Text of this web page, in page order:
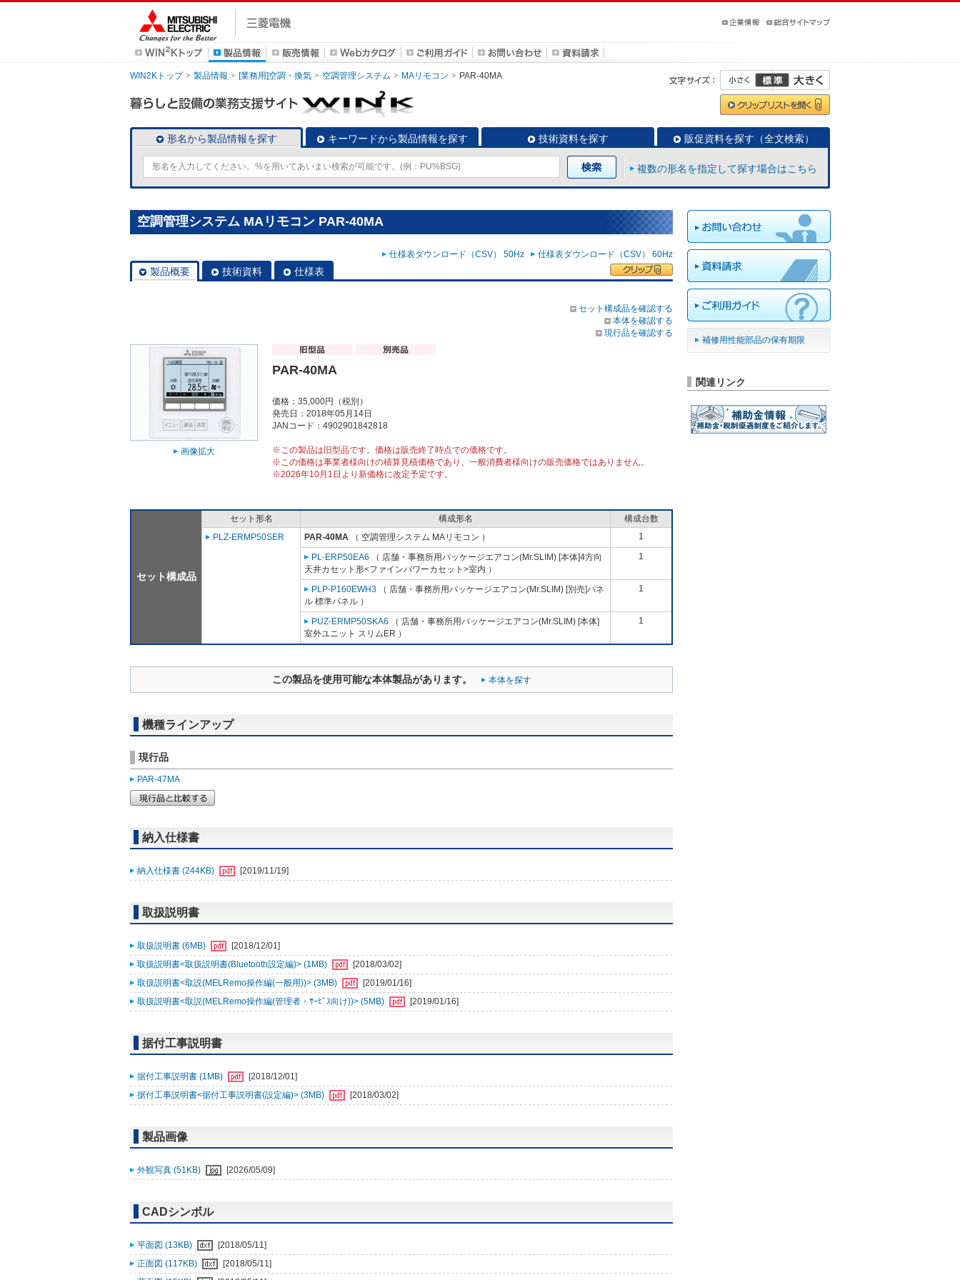
WIN2Kトップ 製品情報 [業務用]空調・換気 空調管理システム MAリモコン PAR-40MA
形名から製品情報を探す キーワードから製品情報を探す 技術資料を探す 販促資料を探す（全文検索）
複数の形名を指定して探す場合はこちら
空調管理システム MAリモコン PAR-40MA
仕様表ダウンロード（CSV） 50Hz 仕様表ダウンロード（CSV） 60Hz
製品概要 技術資料 仕様表
セット構成品を確認する
本体を確認する
現行品を確認する
画像拡大
PAR-40MA
価格：35,000円（税別）
発売日：2018年05月14日
JANコード：4902901842818
※この製品は旧型品です。価格は販売終了時点での価格です。
※この価格は事業者様向けの積算見積価格であり、一般消費者様向けの販売価格ではありません。
※2026年10月1日より新価格に改定予定です。
セット構成品
セット形名 構成形名
構成台数
PLZ-ERMP50SER
PAR-40MA （ 空調管理システム MAリモコン ） 1
PL-ERP50EA6 （ 店舗・事務所用パッケージエアコン(Mr.SLIM) [本体]4方向
天井カセット形<ファインパワーカセット>室内 ）
1
PLP-P160EWH3 （ 店舗・事務所用パッケージエアコン(Mr.SLIM) [別売]パネ
ル 標準パネル ）
1
PUZ-ERMP50SKA6 （ 店舗・事務所用パッケージエアコン(Mr.SLIM) [本体]
室外ユニット スリムER ）
1
この製品を使用可能な本体製品があります。 本体を探す
機種ラインアップ
現行品
PAR-47MA
納入仕様書
納入仕様書 (244KB) [2019/11/19]
取扱説明書
取扱説明書 (6MB)
[2018/12/01]
取扱説明書<取扱説明書(Bluetooth設定編)> (1MB)
[2018/03/02]
取扱説明書<取説(MELRemo操作編(一般用))> (3MB)
[2019/01/16]
取扱説明書<取説(MELRemo操作編(管理者・ｻｰﾋﾞｽ向け))> (5MB)
[2019/01/16]
据付工事説明書
据付工事説明書 (1MB)
[2018/12/01]
据付工事説明書<据付工事説明書(設定編)> (3MB)
[2018/03/02]
製品画像
外観写真 (51KB) [2026/05/09]
CADシンボル
平面図 (13KB)
[2018/05/11]
正面図 (117KB)
[2018/05/11]
補修用性能部品の保有期限
関連リンク